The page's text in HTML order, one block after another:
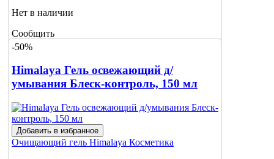
Нет в наличии
Сообщить
о наличии
-50%
Himalaya Гель освежающий д/
умывания Блеск-контроль, 150 мл
Добавить в избранное
Очищающий гель Himalaya Косметика